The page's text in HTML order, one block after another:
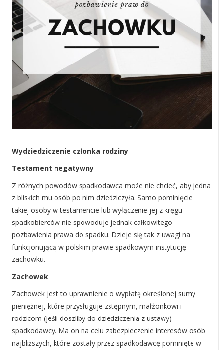
Wydziedziczenie członka rodziny
Testament negatywny
Z różnych powodów spadkodawca może nie chcieć, aby jedna
z bliskich mu osób po nim dziedziczyła. Samo pominięcie
takiej osoby w testamencie lub wyłączenie jej z kręgu
spadkobierców nie spowoduje jednak całkowitego
pozbawienia prawa do spadku. Dzieje się tak z uwagi na
funkcjonującą w polskim prawie spadkowym instytucję
zachowku.
Zachowek
Zachowek jest to uprawnienie o wypłatę określonej sumy
pieniężnej, które przysługuje zstępnym, małżonkowi i
rodzicom (jeśli doszliby do dziedziczenia z ustawy)
spadkodawcy. Ma on na celu zabezpieczenie interesów osób
najbliższych, które zostały przez spadkodawcę pominięte w